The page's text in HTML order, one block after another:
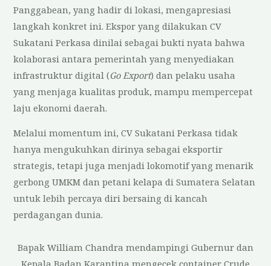
Panggabean, yang hadir di lokasi, mengapresiasi
langkah konkret ini. Ekspor yang dilakukan CV
Sukatani Perkasa dinilai sebagai bukti nyata bahwa
kolaborasi antara pemerintah yang menyediakan
infrastruktur digital (Go Export) dan pelaku usaha
yang menjaga kualitas produk, mampu mempercepat
laju ekonomi daerah.
Melalui momentum ini, CV Sukatani Perkasa tidak
hanya mengukuhkan dirinya sebagai eksportir
strategis, tetapi juga menjadi lokomotif yang menarik
gerbong UMKM dan petani kelapa di Sumatera Selatan
untuk lebih percaya diri bersaing di kancah
perdagangan dunia.
Bapak William Chandra mendampingi Gubernur dan
Kepala Badan Karantina mengecek container Crude